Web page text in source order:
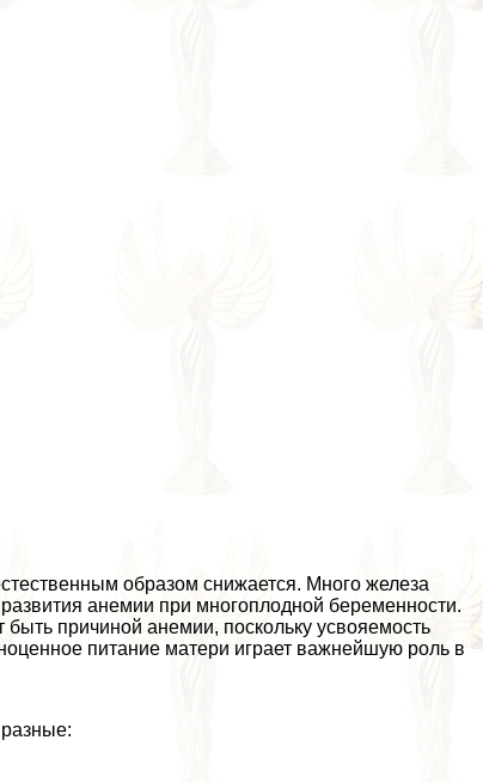
образом снижается. Много железа
анемии при многоплодной беременности.
причиной анемии, поскольку усвояемость
питание матери играет важнейшую роль в